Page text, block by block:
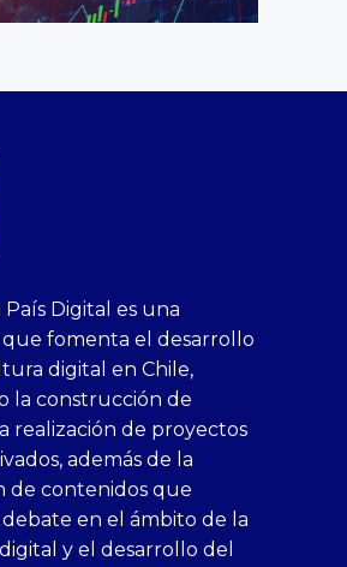
Digital es una
fomenta el desarrollo
digital en Chile,
la construcción de
realización de proyectos
además de la
de contenidos que
en el ámbito de la
y el desarrollo del